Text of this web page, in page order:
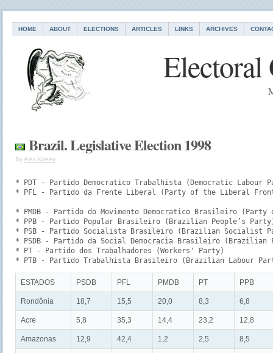
HOME ABOUT ELECTIONS ARTICLES LINKS ARCHIVES
Electoral
Brazil. Legislative Election 1998
By Alex Kireev
* PDT - Partido Democratico Trabalhista (Democratic
* PFL - Partido da Frente Liberal (Party of the Liberal
* PMDB - Partido do Movimento Democratico Brasileiro
* PPB - Partido Popular Brasileiro (Brazilian People’s
* PSB - Partido Socialista Brasileiro (Brazilian Socialist
* PSDB - Partido da Social Democracia Brasileiro
* PT - Partido dos Trabalhadores (Workers' Party)
* PTB - Partido Trabalhista Brasileiro (Brazilian Labour
ESTADOS PSDB PFL PMDB PT PPB
Rondônia 18,7 15,5 20,0 8,3 6,8
Acre 5,8 35,3 14,4 23,2 12,8
Amazonas 12,9 42,4 1,2 2,5 8,5